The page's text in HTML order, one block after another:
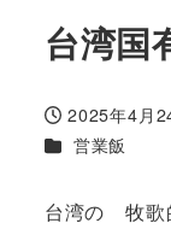
台湾
投稿日
2025年4月
カテゴリー
営業飯
台湾の 牧歌